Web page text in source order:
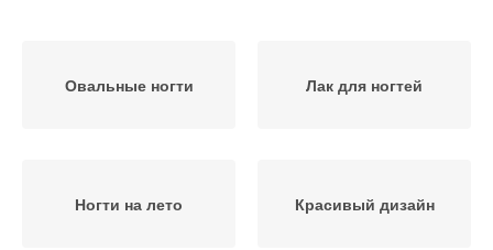
Овальные ногти Лак для ногтей
Ногти на лето Красивый дизайн